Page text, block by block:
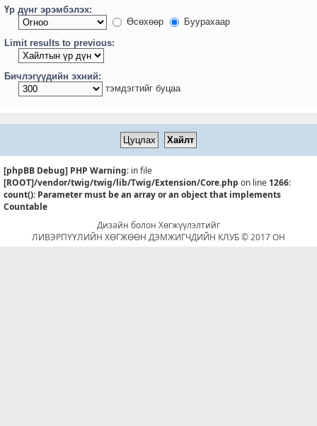
Үр дүнг эрэмбэлэх:
Өсөхөөр
Буурахаар
Limit results to previous:
Бичлэгүүдийн эхний:
тэмдэгтийг буцаа
[phpBB Debug] PHP Warning: in file
[ROOT]/vendor/twig/twig/lib/Twig/Extension/Core.php on line 1266:
count(): Parameter must be an array or an object that implements
Countable
Дизайн болон Хөгжүүлэлтийг
ЛИВЭРПҮҮЛИЙН ХӨГЖӨӨН ДЭМЖИГЧДИЙН КЛУБ © 2017 ОН